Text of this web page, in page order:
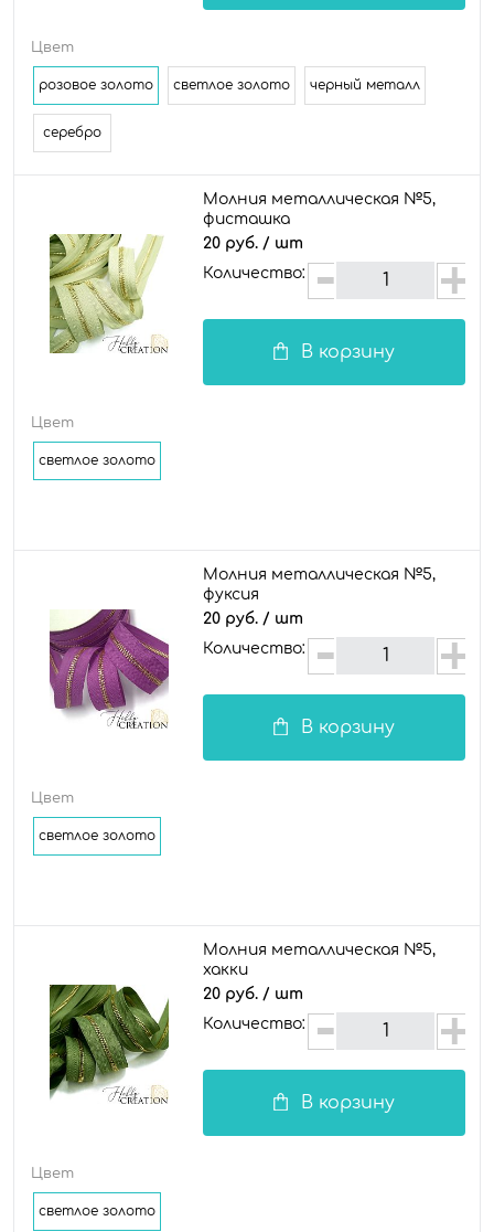
Цвет
розовое золото светлое золото черный металл
серебро
Молния металлическая №5,
фисташка
20 руб. / шт
Количество:
В корзину
Цвет
светлое золото
Молния металлическая №5,
фуксия
20 руб. / шт
Количество:
В корзину
Цвет
светлое золото
Молния металлическая №5,
хакки
20 руб. / шт
Количество:
В корзину
Цвет
светлое золото